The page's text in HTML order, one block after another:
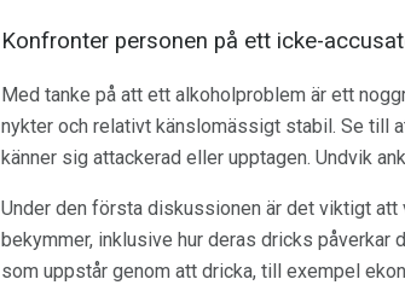
Konfronter personen på ett icke-
Med tanke på att ett alkoholproblem är ett
nykter och relativt känslomässigt stabil. Se till
känner sig attackerad eller upptagen. Undvik
Under den första diskussionen är det viktigt att
bekymmer, inklusive hur deras dricks påverkar
som uppstår genom att dricka, till exempel